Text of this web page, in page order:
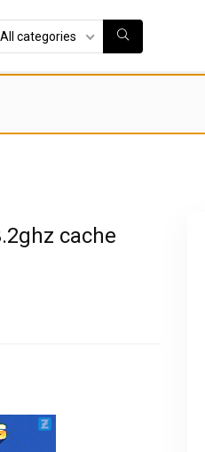
All categories
cache